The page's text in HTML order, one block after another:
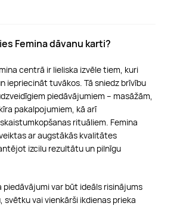
Femina dāvanu karti?
centrā ir lieliska izvēle tiem, kuri
iepriecināt tuvākos. Tā sniedz brīvību
piedāvājumiem – masāžām,
pakalpojumiem, kā arī
rituāliem. Femina
ar augstākās kvalitātes
izcilu rezultātu un pilnīgu
piedāvājumi var būt ideāls risinājums
svētku vai vienkārši ikdienas prieka